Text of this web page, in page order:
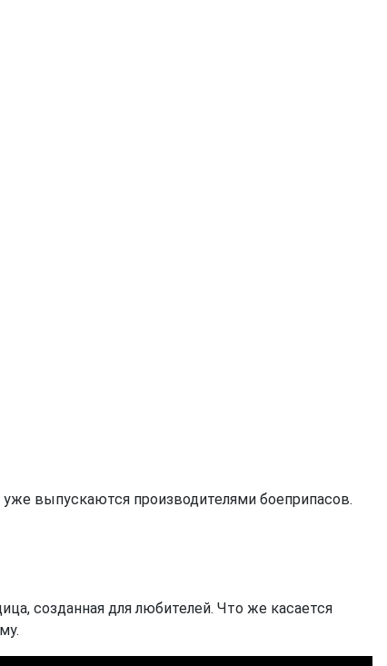
выпускаются производителями боеприпасов.
созданная для любителей. Что же касается